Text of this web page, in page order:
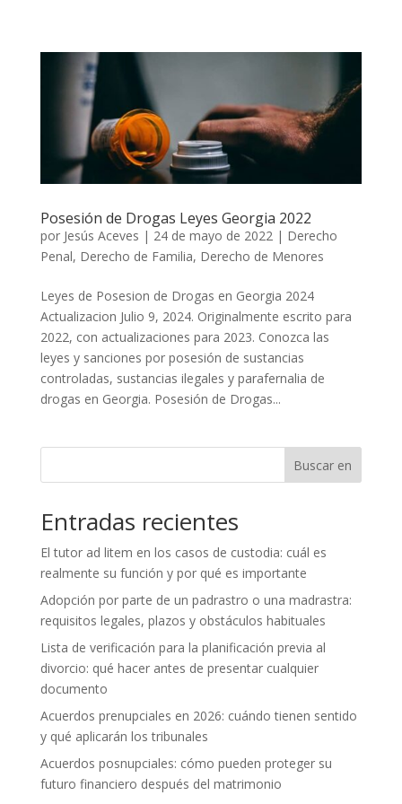
Posesión de Drogas Leyes Georgia 2022
por Jesús Aceves | 24 de mayo de 2022| Derecho
Penal, Derecho de Familia, Derecho de Menores
Leyes de Posesion de Drogas en Georgia 2024
Actualizacion Julio 9, 2024. Originalmente escrito para
2022, con actualizaciones para 2023. Conozca las
leyes y sanciones por posesión de sustancias
controladas, sustancias ilegales y parafernalia de
drogas en Georgia. Posesión de Drogas...
Buscar en
Entradas recientes
El tutor ad litem en los casos de custodia: cuál es
realmente su función y por qué es importante
Adopción por parte de un padrastro o una madrastra:
requisitos legales, plazos y obstáculos habituales
Lista de verificación para la planificación previa al
divorcio: qué hacer antes de presentar cualquier
documento
Acuerdos prenupciales en 2026: cuándo tienen sentido
y qué aplicarán los tribunales
Acuerdos posnupciales: cómo pueden proteger su
futuro financiero después del matrimonio